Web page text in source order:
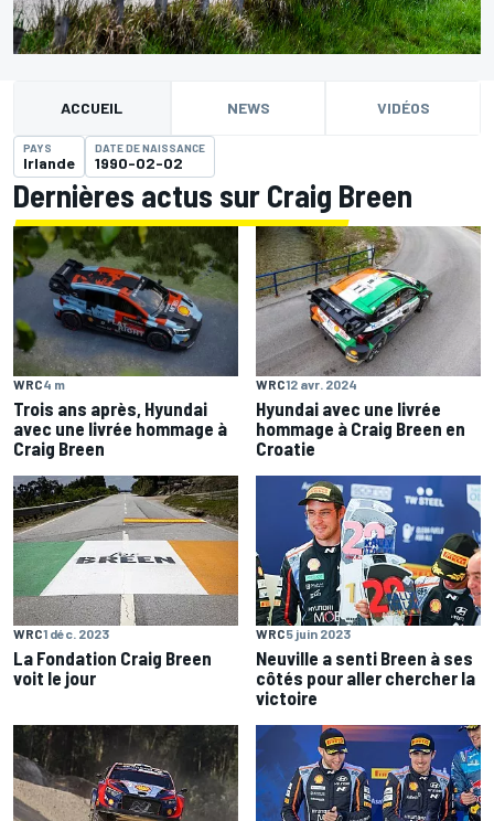
ACCUEIL NEWS VIDÉOS
PAYS
Irlande
DATE DE NAISSANCE
1990-02-02
Dernières actus sur Craig Breen
WRC4 m
Trois ans après, Hyundai
avec une livrée hommage à
Craig Breen
WRC12 avr. 2024
Hyundai avec une livrée
hommage à Craig Breen en
Croatie
WRC1 déc. 2023
La Fondation Craig Breen
voit le jour
WRC5 juin 2023
Neuville a senti Breen à ses
côtés pour aller chercher la
victoire